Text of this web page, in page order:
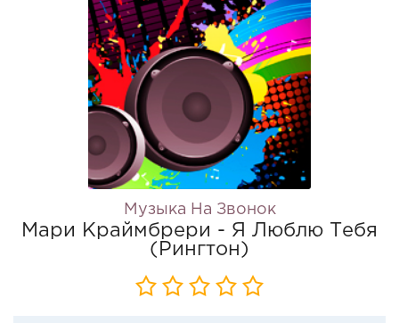
Музыка На Звонок
Мари Краймбрери - Я Люблю Тебя
(Рингтон)